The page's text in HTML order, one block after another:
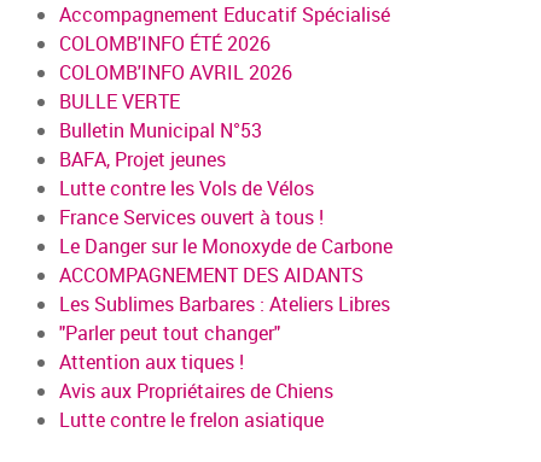
Accompagnement Educatif Spécialisé
COLOMB'INFO ÉTÉ 2026
COLOMB'INFO AVRIL 2026
BULLE VERTE
Bulletin Municipal N°53
BAFA, Projet jeunes
Lutte contre les Vols de Vélos
France Services ouvert à tous !
Le Danger sur le Monoxyde de Carbone
ACCOMPAGNEMENT DES AIDANTS
Les Sublimes Barbares : Ateliers Libres
"Parler peut tout changer"
Attention aux tiques !
Avis aux Propriétaires de Chiens
Lutte contre le frelon asiatique